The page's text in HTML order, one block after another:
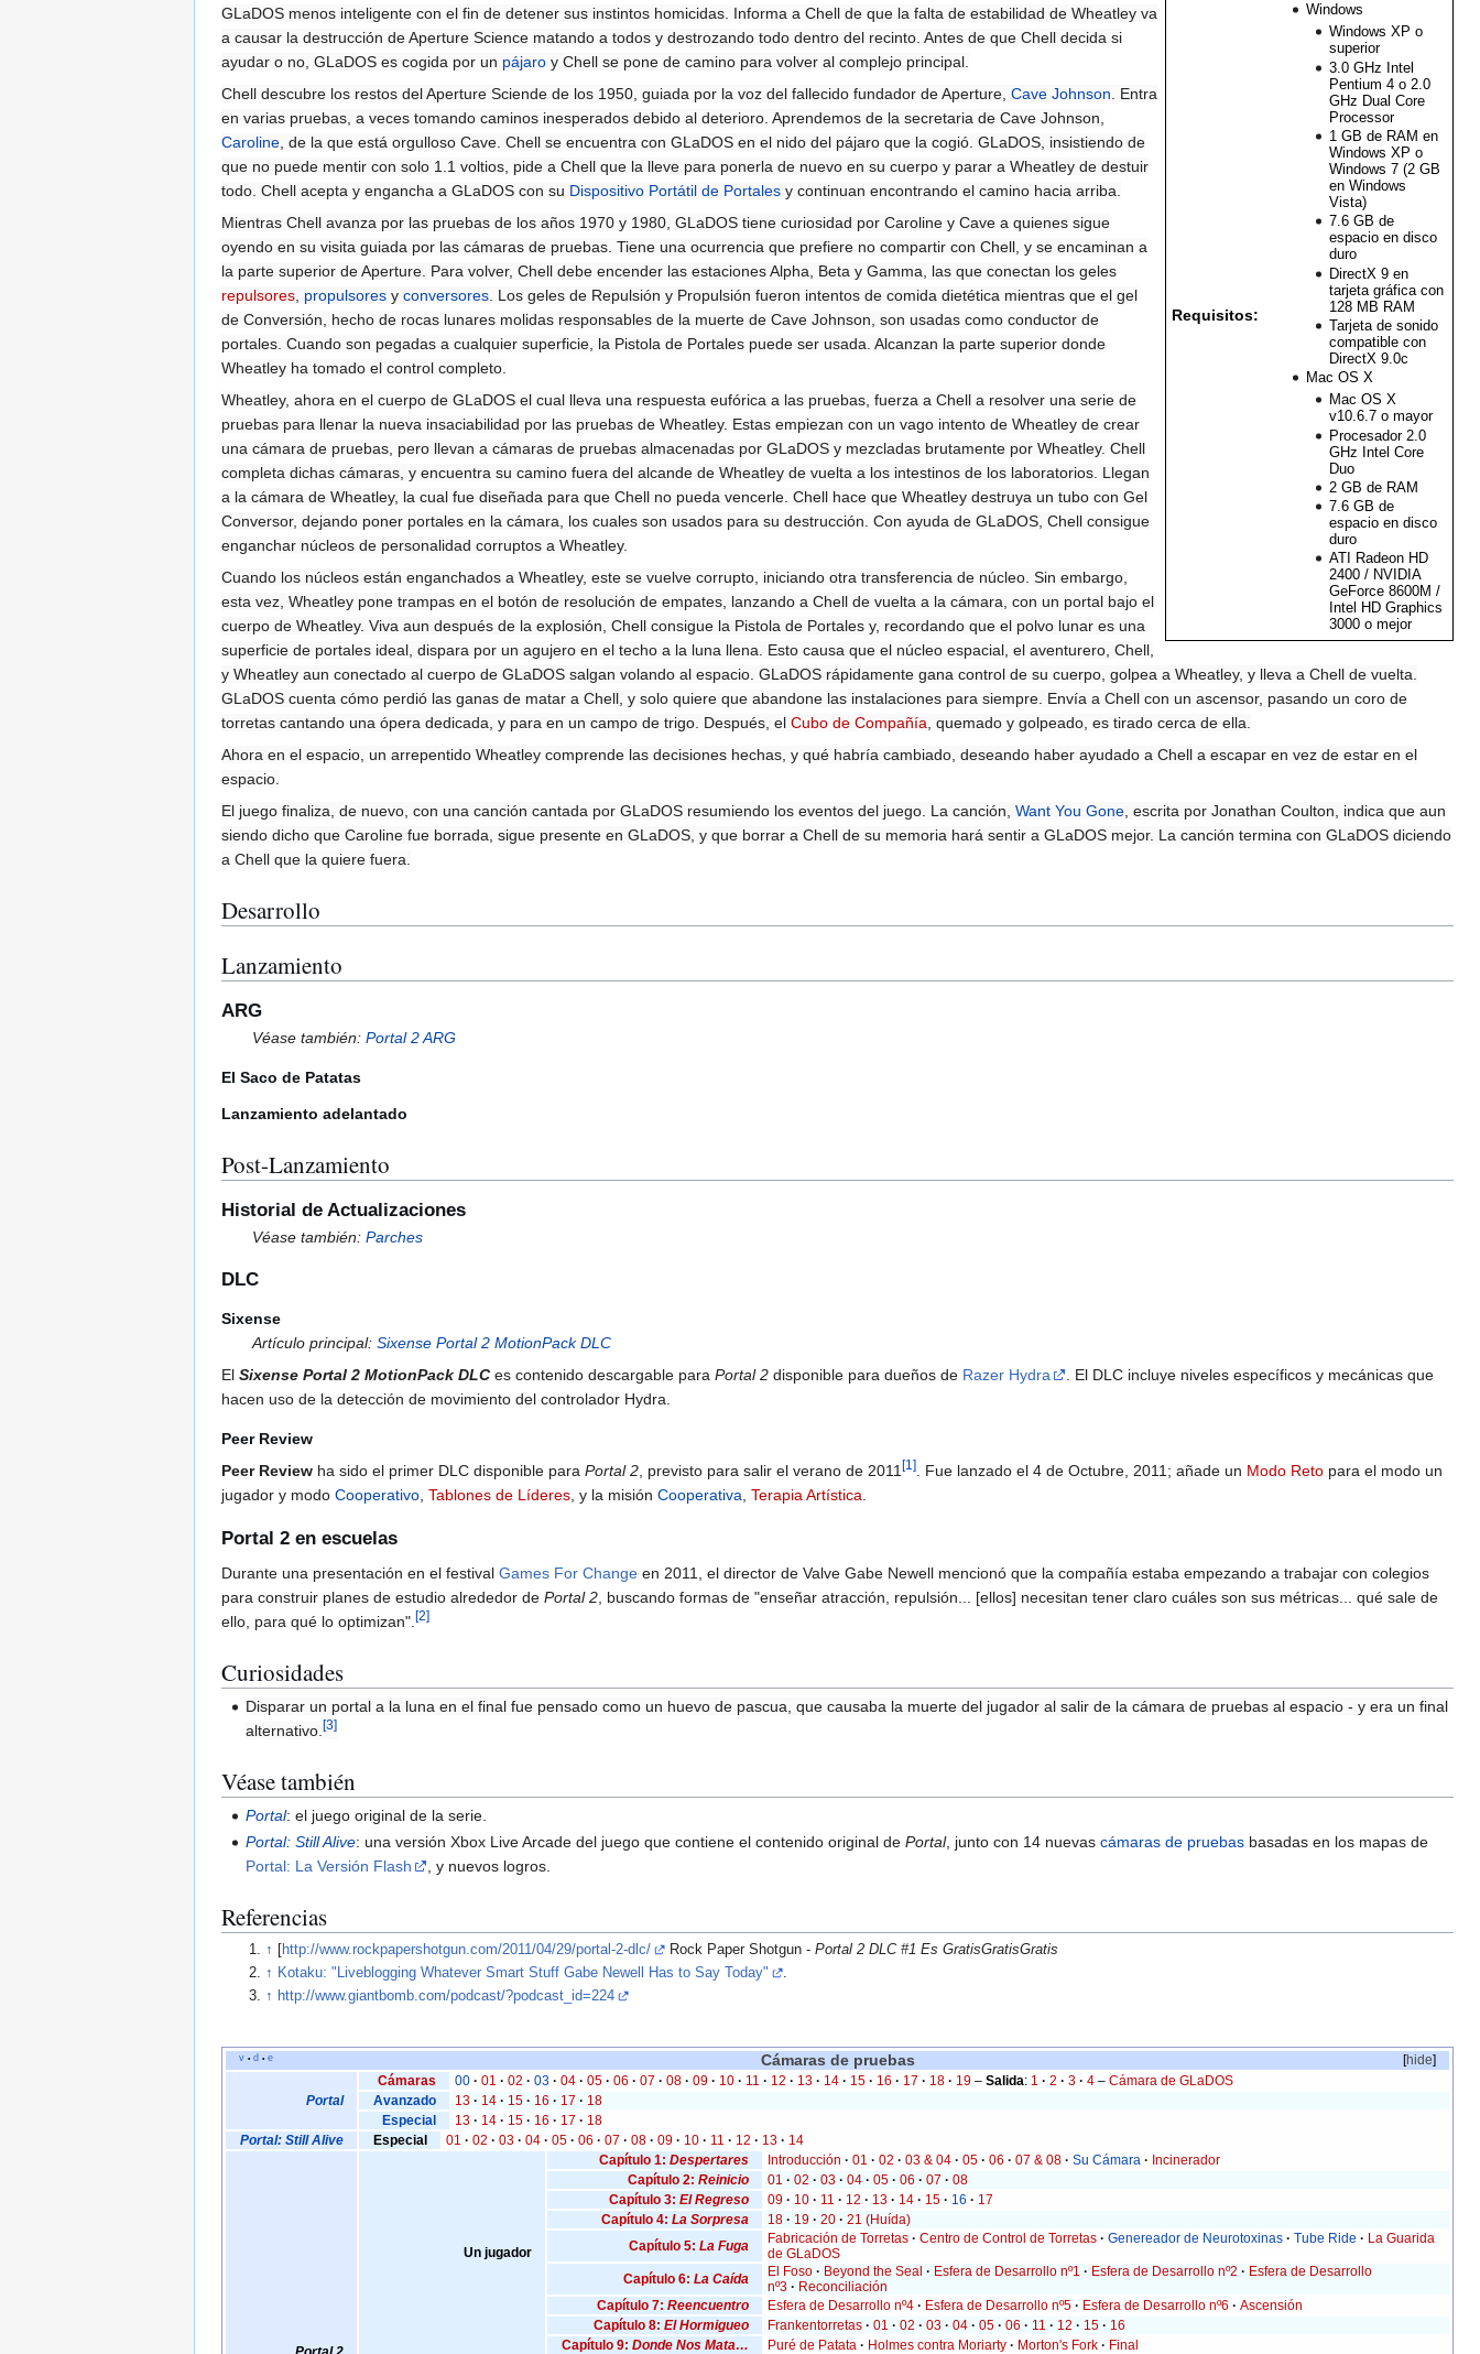
Requisitos:
Windows
Windows XP o
superior
3.0 GHz Intel
Pentium 4 o 2.0
GHz Dual Core
Processor
1 GB de RAM en
Windows XP o
Windows 7 (2 GB
en Windows
Vista)
7.6 GB de
espacio en disco
duro
DirectX 9 en
tarjeta gráfica con
128 MB RAM
Tarjeta de sonido
compatible con
DirectX 9.0c
Mac OS X
Mac OS X
v10.6.7 o mayor
Procesador 2.0
GHz Intel Core
Duo
2 GB de RAM
7.6 GB de
espacio en disco
duro
ATI Radeon HD
2400 / NVIDIA
GeForce 8600M /
Intel HD Graphics
3000 o mejor
GLaDOS menos inteligente con el fin de detener sus instintos homicidas. Informa a Chell de que la falta de estabilidad de Wheatley va
a causar la destrucción de Aperture Science matando a todos y destrozando todo dentro del recinto. Antes de que Chell decida si
ayudar o no, GLaDOS es cogida por un pájaro y Chell se pone de camino para volver al complejo principal.
Chell descubre los restos del Aperture Sciende de los 1950, guiada por la voz del fallecido fundador de Aperture, Cave Johnson. Entra
en varias pruebas, a veces tomando caminos inesperados debido al deterioro. Aprendemos de la secretaria de Cave Johnson,
Caroline, de la que está orgulloso Cave. Chell se encuentra con GLaDOS en el nido del pájaro que la cogió. GLaDOS, insistiendo de
que no puede mentir con solo 1.1 voltios, pide a Chell que la lleve para ponerla de nuevo en su cuerpo y parar a Wheatley de destuir
todo. Chell acepta y engancha a GLaDOS con su Dispositivo Portátil de Portales y continuan encontrando el camino hacia arriba.
Mientras Chell avanza por las pruebas de los años 1970 y 1980, GLaDOS tiene curiosidad por Caroline y Cave a quienes sigue
oyendo en su visita guiada por las cámaras de pruebas. Tiene una ocurrencia que prefiere no compartir con Chell, y se encaminan a
la parte superior de Aperture. Para volver, Chell debe encender las estaciones Alpha, Beta y Gamma, las que conectan los geles
repulsores, propulsores y conversores. Los geles de Repulsión y Propulsión fueron intentos de comida dietética mientras que el gel
de Conversión, hecho de rocas lunares molidas responsables de la muerte de Cave Johnson, son usadas como conductor de
portales. Cuando son pegadas a cualquier superficie, la Pistola de Portales puede ser usada. Alcanzan la parte superior donde
Wheatley ha tomado el control completo.
Wheatley, ahora en el cuerpo de GLaDOS el cual lleva una respuesta eufórica a las pruebas, fuerza a Chell a resolver una serie de
pruebas para llenar la nueva insaciabilidad por las pruebas de Wheatley. Estas empiezan con un vago intento de Wheatley de crear
una cámara de pruebas, pero llevan a cámaras de pruebas almacenadas por GLaDOS y mezcladas brutamente por Wheatley. Chell
completa dichas cámaras, y encuentra su camino fuera del alcande de Wheatley de vuelta a los intestinos de los laboratorios. Llegan
a la cámara de Wheatley, la cual fue diseñada para que Chell no pueda vencerle. Chell hace que Wheatley destruya un tubo con Gel
Conversor, dejando poner portales en la cámara, los cuales son usados para su destrucción. Con ayuda de GLaDOS, Chell consigue
enganchar núcleos de personalidad corruptos a Wheatley.
Cuando los núcleos están enganchados a Wheatley, este se vuelve corrupto, iniciando otra transferencia de núcleo. Sin embargo,
esta vez, Wheatley pone trampas en el botón de resolución de empates, lanzando a Chell de vuelta a la cámara, con un portal bajo el
cuerpo de Wheatley. Viva aun después de la explosión, Chell consigue la Pistola de Portales y, recordando que el polvo lunar es una
superficie de portales ideal, dispara por un agujero en el techo a la luna llena. Esto causa que el núcleo espacial, el aventurero, Chell,
y Wheatley aun conectado al cuerpo de GLaDOS salgan volando al espacio. GLaDOS rápidamente gana control de su cuerpo, golpea a Wheatley, y lleva a Chell de vuelta.
GLaDOS cuenta cómo perdió las ganas de matar a Chell, y solo quiere que abandone las instalaciones para siempre. Envía a Chell con un ascensor, pasando un coro de
torretas cantando una ópera dedicada, y para en un campo de trigo. Después, el Cubo de Compañía, quemado y golpeado, es tirado cerca de ella.
Ahora en el espacio, un arrepentido Wheatley comprende las decisiones hechas, y qué habría cambiado, deseando haber ayudado a Chell a escapar en vez de estar en el
espacio.
El juego finaliza, de nuevo, con una canción cantada por GLaDOS resumiendo los eventos del juego. La canción, Want You Gone, escrita por Jonathan Coulton, indica que aun
siendo dicho que Caroline fue borrada, sigue presente en GLaDOS, y que borrar a Chell de su memoria hará sentir a GLaDOS mejor. La canción termina con GLaDOS diciendo
a Chell que la quiere fuera.
Desarrollo
Lanzamiento
ARG
Véase también: Portal 2 ARG
El Saco de Patatas
Lanzamiento adelantado
Post-Lanzamiento
Historial de Actualizaciones
Véase también: Parches
DLC
Sixense
Artículo principal: Sixense Portal 2 MotionPack DLC
El Sixense Portal 2 MotionPack DLC es contenido descargable para Portal 2 disponible para dueños de Razer Hydra
. El DLC incluye niveles específicos y mecánicas que
hacen uso de la detección de movimiento del controlador Hydra.
Peer Review
Peer Review ha sido el primer DLC disponible para Portal 2, previsto para salir el verano de 2011[1]. Fue lanzado el 4 de Octubre, 2011; añade un Modo Reto para el modo un
jugador y modo Cooperativo, Tablones de Líderes, y la misión Cooperativa, Terapia Artística.
Portal 2 en escuelas
Durante una presentación en el festival Games For Change en 2011, el director de Valve Gabe Newell mencionó que la compañía estaba empezando a trabajar con colegios
para construir planes de estudio alrededor de Portal 2 , buscando formas de "enseñar atracción, repulsión... [ellos] necesitan tener claro cuáles son sus métricas... qué sale de
ello, para qué lo optimizan". [2]
Curiosidades
Disparar un portal a la luna en el final fue pensado como un huevo de pascua, que causaba la muerte del jugador al salir de la cámara de pruebas al espacio - y era un final
alternativo.[3]
Véase también
Portal: el juego original de la serie.
Portal: Still Alive: una versión Xbox Live Arcade del juego que contiene el contenido original dePortal, junto con 14 nuevascámaras de pruebas basadas en los mapas de
Portal: La Versión Flash
, y nuevos logros.
Referencias
↑ http://www.rockpapershotgun.com/2011/04/29/portal-2-dlc/ Rock Paper Shotgun - Portal 2 DLC #1 Es GratisGratisGratis
↑ Kotaku: "Liveblogging Whatever Smart Stuff Gabe Newell Has to Say Today"
.
↑ http://www.giantbomb.com/podcast/?podcast_id=224
[hide]
v • d • e Cámaras de pruebas
Portal
Cámaras 00 · 01 · 02 · 03 · 04 · 05 · 06 · 07 · 08 · 09 · 10 · 11 · 12 · 13 · 14 · 15 · 16 · 17 · 18 · 19 –Salida: 1 · 2 · 3 · 4 –Cámara de GLaDOS
Avanzado
13 · 14 · 15 · 16 · 17 · 18
Especial
13 · 14 · 15 · 16 · 17 · 18
Portal: Still Alive
Especial 01 · 02 · 03 · 04 · 05 · 06 · 07 · 08 · 09 · 10 · 11 · 12 · 13 · 14
Un jugador
Capítulo 1: Despertares Introducción · 01 · 02 · 03 & 04 · 05 · 06 · 07 & 08 · Su Cámara · Incinerador
Capítulo 2: Reinicio 01 · 02 · 03 · 04 · 05 · 06 · 07 · 08
Capítulo 3: El Regreso 09 · 10 · 11 · 12 · 13 · 14 · 15 · 16 · 17
Capítulo 4: La Sorpresa 18 · 19 · 20 · 21 (Huída)
Capítulo 5: La Fuga Fabricación de Torretas · Centro de Control de Torretas · Genereador de Neurotoxinas · Tube Ride · La Guarida
de GLaDOS
Capítulo 6: La Caída El Foso · Beyond the Seal · Esfera de Desarrollo nº1 · Esfera de Desarrollo nº2 · Esfera de Desarrollo
nº3 · Reconciliación
Capítulo 7: Reencuentro Esfera de Desarrollo nº4 · Esfera de Desarrollo nº5 · Esfera de Desarrollo nº6 · Ascensión
Capítulo 8: El Hormigueo Frankentorretas · 01 · 02 · 03 · 04 · 05 · 06 · 11 · 12 · 15 · 16
Capítulo 9: Donde Nos Mata… Puré de Patata · Holmes contra Moriarty · Morton's Fork · Final